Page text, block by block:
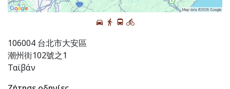
106004 台北市大安區
潮州街102號之1
Ταϊβάν